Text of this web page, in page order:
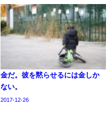
金だ。彼を黙らせるには金しか
ない。
2017-12-26